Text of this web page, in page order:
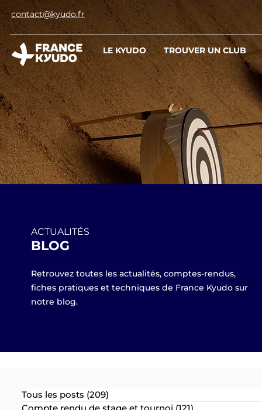
contact@kyudo.fr
LE KYUDO TROUVER UN CLUB
ACTUALITÉS
BLOG
Retrouvez toutes les actualités, comptes-rendus,
fiches pratiques et techniques de France Kyudo sur
notre blog.
Tous les posts (209)